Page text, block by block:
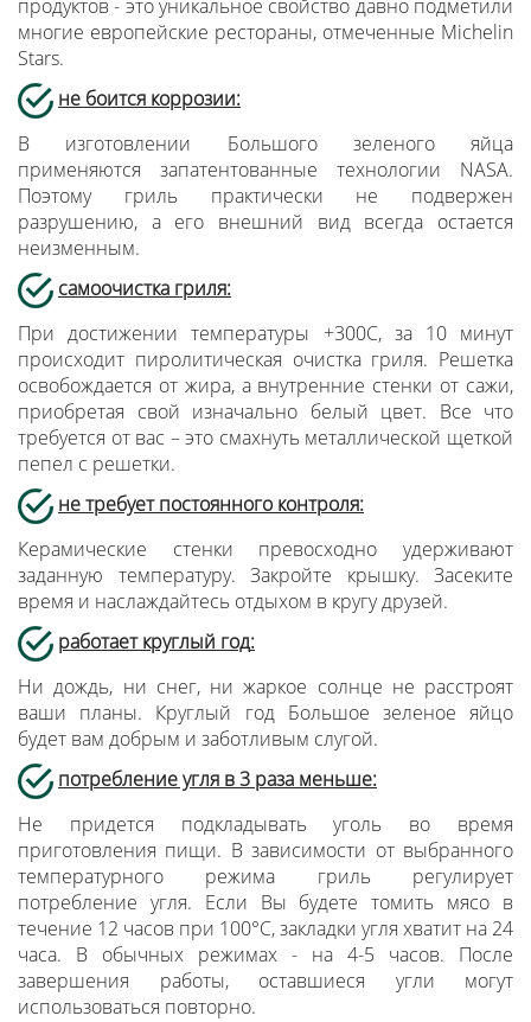
продуктов - это уникальное свойство давно подметили
многие европейские рестораны, отмеченные Michelin
Stars.
не боится коррозии:
В изготовлении Большого зеленого яйца
применяются запатентованные технологии NASA.
Поэтому гриль практически не подвержен
разрушению, а его внешний вид всегда остается
неизменным.
самоочистка гриля:
При достижении температуры +300С, за 10 минут
происходит пиролитическая очистка гриля. Решетка
освобождается от жира, а внутренние стенки от сажи,
приобретая свой изначально белый цвет. Все что
требуется от вас – это смахнуть металлической щеткой
пепел с решетки.
не требует постоянного контроля:
Керамические стенки превосходно удерживают
заданную температуру. Закройте крышку. Засеките
время и наслаждайтесь отдыхом в кругу друзей.
работает круглый год:
Ни дождь, ни снег, ни жаркое солнце не расстроят
ваши планы. Круглый год Большое зеленое яйцо
будет вам добрым и заботливым слугой.
потребление угля в 3 раза меньше:
Не придется подкладывать уголь во время
приготовления пищи. В зависимости от выбранного
температурного режима гриль регулирует
потребление угля. Если Вы будете томить мясо в
течение 12 часов при 100°С, закладки угля хватит на 24
часа. В обычных режимах - на 4-5 часов. После
завершения работы, оставшиеся угли могут
использоваться повторно.